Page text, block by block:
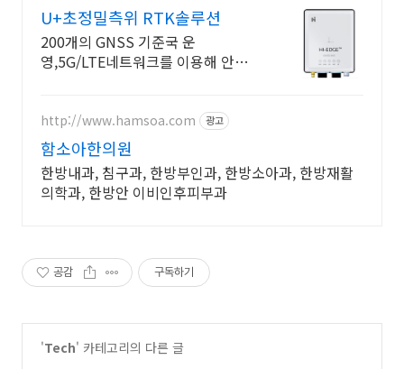
U+초정밀측위 RTK솔루션
200개의 GNSS 기준국 운
영,5G/LTE네트워크를 이용해 안정
http://www.hamsoa.com 광고
함소아한의원
한방내과, 침구과, 한방부인과, 한방소아과, 한방재활
의학과, 한방안 이비인후피부과
공감 구독하기
'Tech' 카테고리의 다른 글